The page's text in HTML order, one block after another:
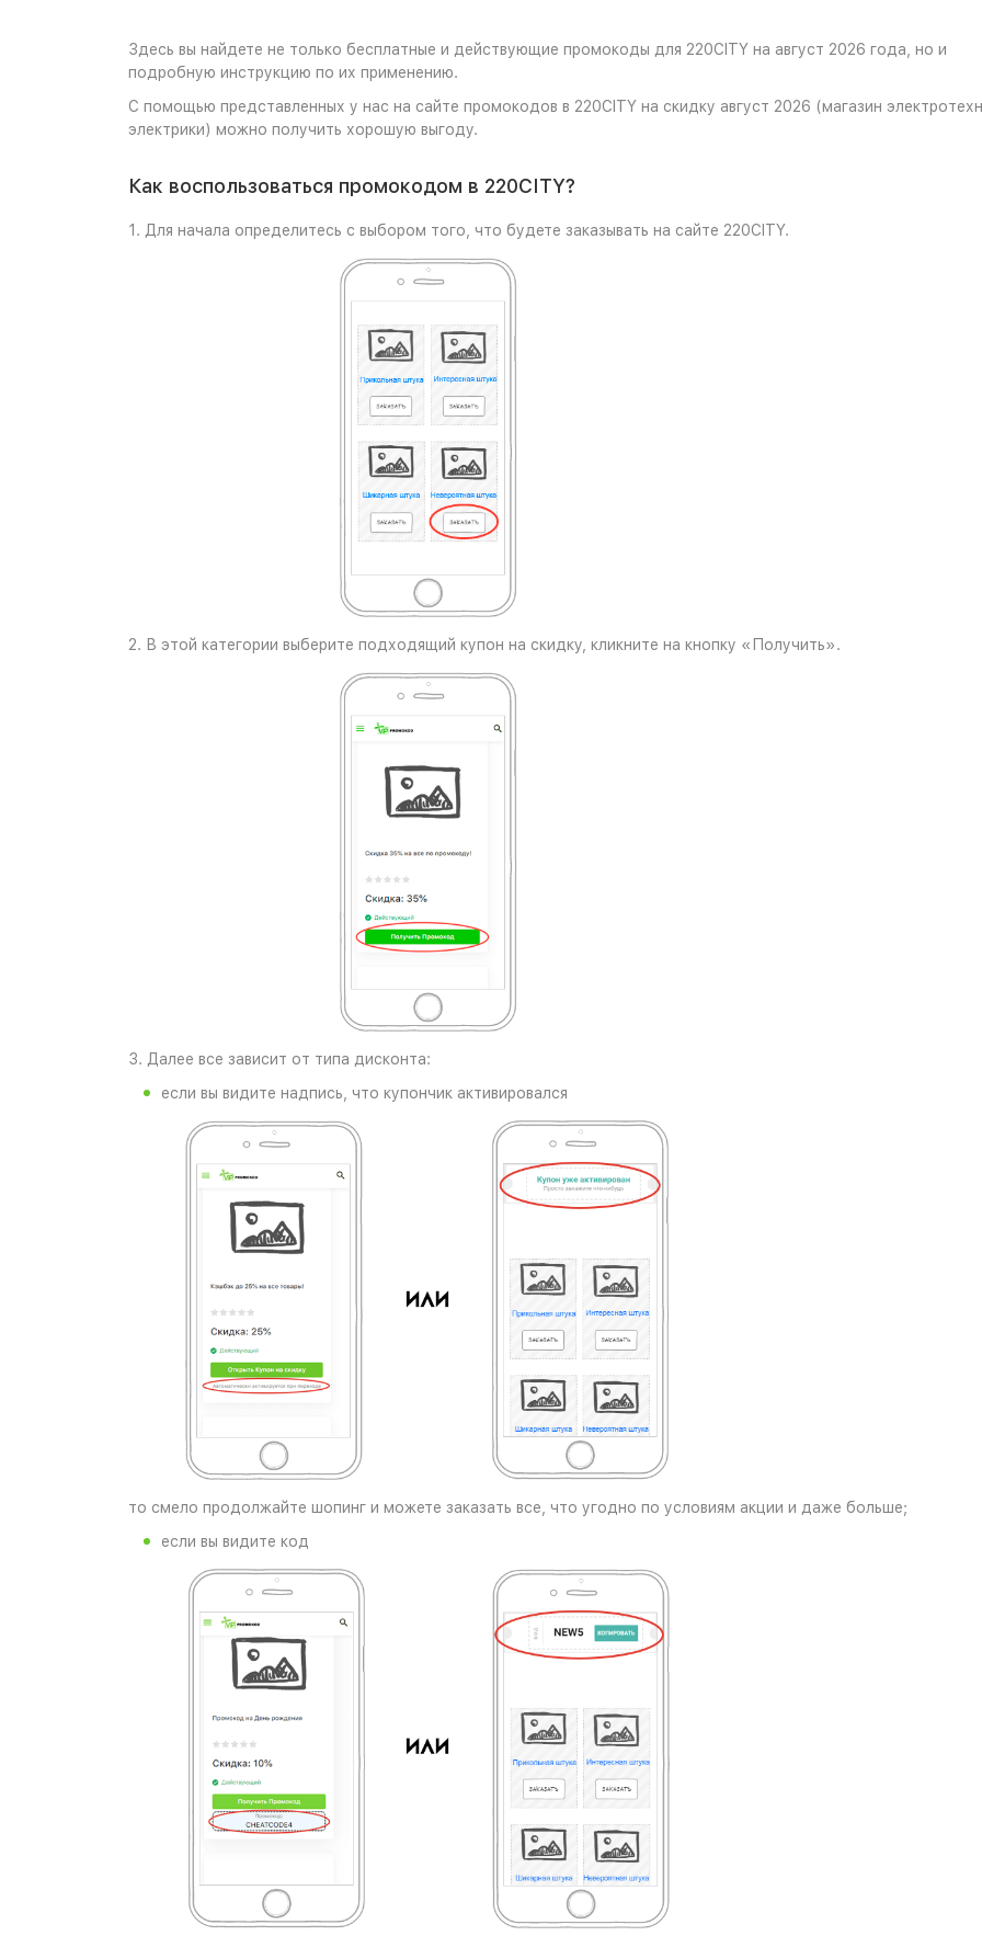
Здесь вы найдете не только бесплатные и действующие промокоды для 220CITY на август 2026 года, но и
подробную инструкцию по их применению.
С помощью представленных у нас на сайте промокодов в 220CITY на скидку август 2026 (магазин
электрики) можно получить хорошую выгоду.
Как воспользоваться промокодом в 220CITY?
1. Для начала определитесь с выбором того, что будете заказывать на сайте 220CITY.
2. В этой категории выберите подходящий купон на скидку, кликните на кнопку «Получить».
3. Далее все зависит от типа дисконта:
если вы видите надпись, что купончик активировался
то смело продолжайте шопинг и можете заказать все, что угодно по условиям акции и даже больше;
если вы видите код